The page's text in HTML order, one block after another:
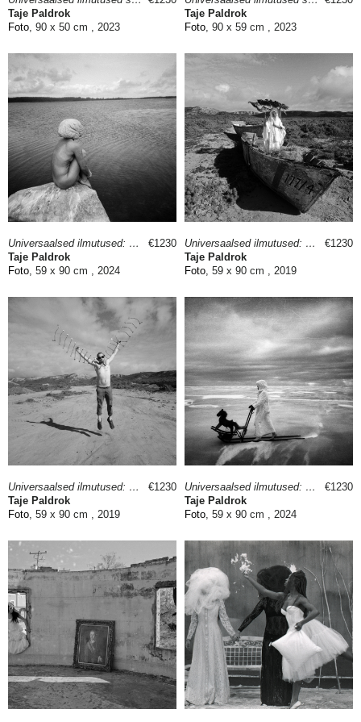
Taje Paldrok
Foto, 90 x 50 cm , 2023
Taje Paldrok
Foto, 90 x 59 cm , 2023
Universaalsed ilmutused: Ajulained
Taje Paldrok
Foto, 59 x 90 cm , 2024
€1230
Universaalsed ilmutused: Tulevik oli eile
Taje Paldrok
Foto, 59 x 90 cm , 2019
€1230
Universaalsed ilmutused: Tulevik oli eile II
Taje Paldrok
Foto, 59 x 90 cm , 2019
€1230
Universaalsed ilmutused: Hüperborea
Taje Paldrok
Foto, 59 x 90 cm , 2024
€1230